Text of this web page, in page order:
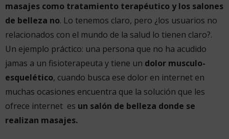
masajes como tratamiento terapéutico y los salones
de belleza no. Lo tenemos claro, pero ¿los usuarios no
relacionados con el mundo de la salud lo tienen claro?.
Un ejemplo práctico: una persona que no ha acudido
jamas a un fisioterapeuta y tiene un dolor musculo-
esquelético, cuando busca ese dolor en internet en
muchas ocasiones encuentra que la solución que les
ofrece internet es un salón de belleza donde se
realizan masajes.